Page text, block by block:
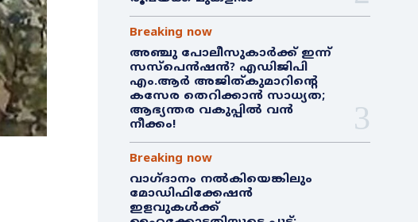
Breaking now
അഞ്ചു പോലീസുകാർക്ക് ഇന്ന്
സസ്‌പെൻഷൻ? എഡിജിപി
എം.ആർ അജിത്കുമാറിൻ്റെ
കസേര തെറിക്കാൻ സാധ്യത;
ആഭ്യന്തര വകുപ്പിൽ വൻ
നീക്കം!
Breaking now
വാഗ്ദാനം നൽകിയെങ്കിലും
മോഡിഫിക്കേഷൻ
ഇളവുകൾക്ക്